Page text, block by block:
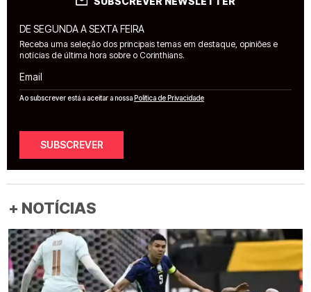
DE SEGUNDA A SEXTA FEIRA
Receba uma seleção dos principais temas em destaque, opiniões e
notícias de última hora sobre o Corinthians.
Email
Ao subscrever está a aceitar a nossaPolítica de Privacidade
SUBSCREVER
+ NOTÍCIAS